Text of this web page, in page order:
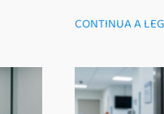
CONTINUA A